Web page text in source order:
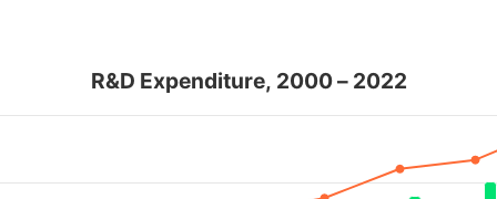
and GERD/GDP %.
R&D Expenditure, 2000 – 2022